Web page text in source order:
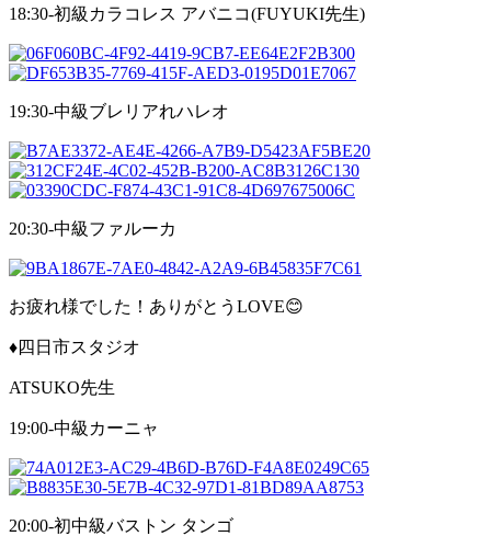
18:30-初級カラコレス アバニコ(FUYUKI先生)
19:30-中級ブレリアれハレオ
20:30-中級ファルーカ
お疲れ様でした！ありがとうLOVE😊
♦️四日市スタジオ
ATSUKO先生
19:00-中級カーニャ
20:00-初中級バストン タンゴ